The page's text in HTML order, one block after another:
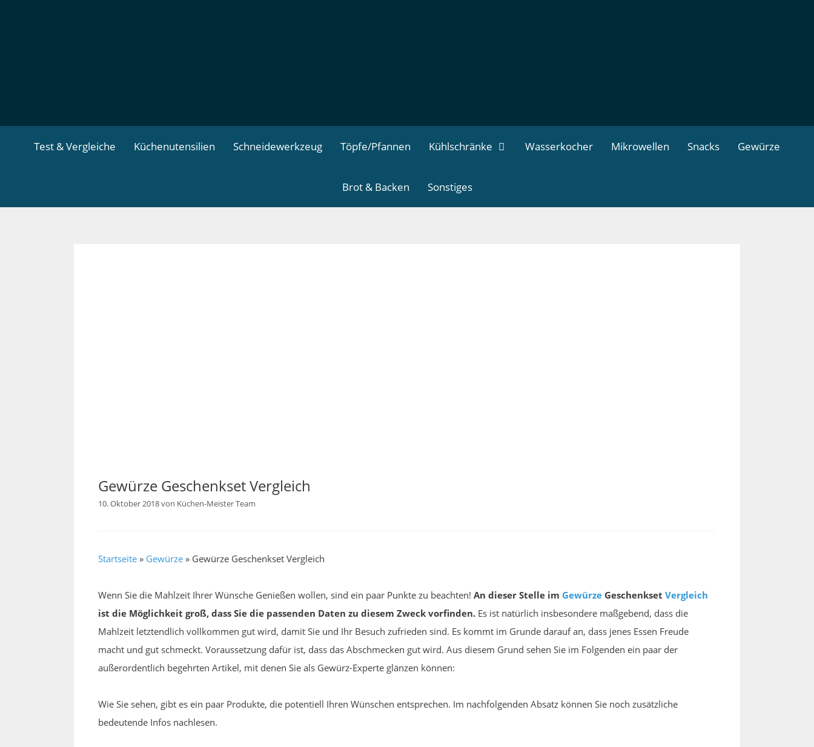
Test & Vergleiche Küchenutensilien Schneidewerkzeug Töpfe/Pfannen Kühlschränke Wasserkocher Mikrowellen Snacks Gewürze
Brot & Backen Sonstiges
Gewürze Geschenkset Vergleich
10. Oktober 2018von Küchen-Meister Team
Startseite » Gewürze » Gewürze Geschenkset Vergleich
Wenn Sie die Mahlzeit Ihrer Wünsche Genießen wollen, sind ein paar Punkte zu beachten! An dieser Stelle im Gewürze Geschenkset Vergleich
ist die Möglichkeit groß, dass Sie die passenden Daten zu diesem Zweck vorfinden. Es ist natürlich insbesondere maßgebend, dass die
Mahlzeit letztendlich vollkommen gut wird, damit Sie und Ihr Besuch zufrieden sind. Es kommt im Grunde darauf an, dass jenes Essen Freude
macht und gut schmeckt. Voraussetzung dafür ist, dass das Abschmecken gut wird. Aus diesem Grund sehen Sie im Folgenden ein paar der
außerordentlich begehrten Artikel, mit denen Sie als Gewürz-Experte glänzen können:
Wie Sie sehen, gibt es ein paar Produkte, die potentiell Ihren Wünschen entsprechen. Im nachfolgenden Absatz können Sie noch zusätzliche
bedeutende Infos nachlesen.